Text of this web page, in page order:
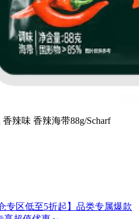
辣味 香辣海带88g/Scharf
专区低至5折起】品类专属爆款